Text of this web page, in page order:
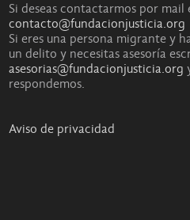
Si deseas contactarmos por mail
contacto@fundacionjusticia.org
Si eres una persona migrante y
un delito y necesitas asesoría
asesorias@fundacionjusticia.org
respondemos.
Aviso de privacidad